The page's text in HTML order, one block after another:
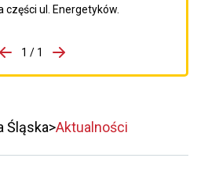
ul. Energetyków.
1 / 1
Przejdź do następnego
Śląska Aktualności